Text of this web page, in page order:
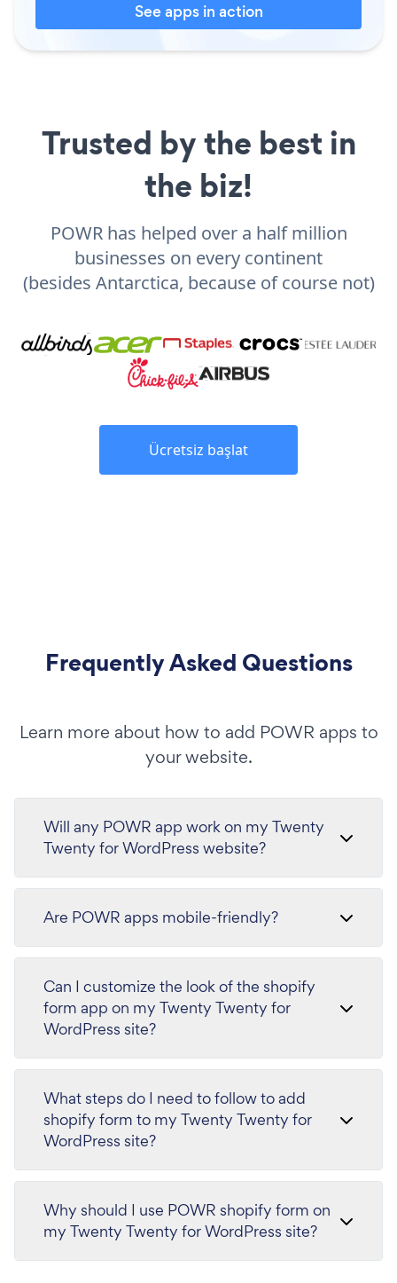
See apps in action
Trusted by the best in
the biz!
POWR has helped over a half million
businesses on every continent
(besides Antarctica, because of course not)
Ücretsiz başlat
Frequently Asked Questions
Learn more about how to add POWR apps to
your website.
Will any POWR app work on my Twenty
Twenty for WordPress website?
Are POWR apps mobile-friendly?
Can I customize the look of the shopify
form app on my Twenty Twenty for
WordPress site?
What steps do I need to follow to add
shopify form to my Twenty Twenty for
WordPress site?
Why should I use POWR shopify form on
my Twenty Twenty for WordPress site?